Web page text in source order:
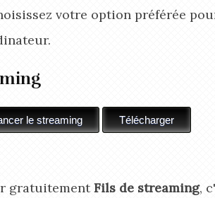
votre option préférée
gratuitementFils de streaming,